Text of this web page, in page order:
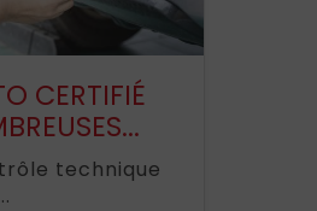
CERTIFIÉ
technique